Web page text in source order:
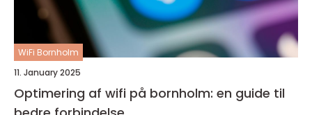
WiFi Bornholm
11. January 2025
Optimering af wifi på bornholm: en guide til